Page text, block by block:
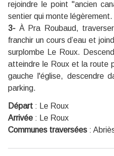
rejoindre le point "ancien
sentier qui monte légèrement.
3- À Pra Roubaud,
franchir un cours d’eau et
surplombe Le Roux.
atteindre le Roux et la route
gauche l'église, descendre
parking.
Départ :
Le Roux
Arrivée :
Le Roux
Communes traversées :